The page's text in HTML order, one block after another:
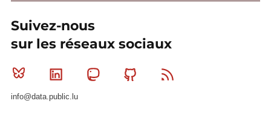
Suivez-nous
sur les réseaux sociaux
Bluesky Linkedin MastodonGithub
info@data.public.lu